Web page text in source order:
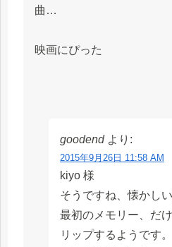
曲…
映画にぴった
goodend より:
2015年9月26日 11:58 AM
kiyo 様
そうですね、懐かしい
最初のメモリー、だ
リップするようです。